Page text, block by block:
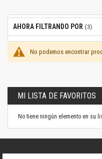
No podemos encontrar
AHORA FILTRANDO POR
MI LISTA DE FAVORITOS
No tiene ningún elemento en su